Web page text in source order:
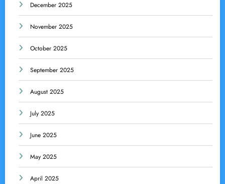
December 2025
November 2025
October 2025
September 2025
August 2025
July 2025
June 2025
May 2025
April 2025